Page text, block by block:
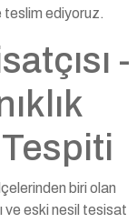
teslim ediyoruz.
-
biri olan
ve eski nesil tesisat